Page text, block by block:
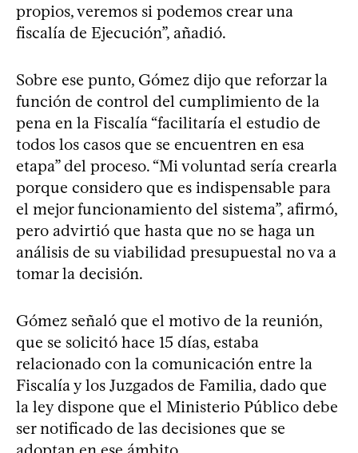
propios, veremos si podemos crear una
fiscalía de Ejecución”, añadió.
Sobre ese punto, Gómez dijo que reforzar la
función de control del cumplimiento de la
pena en la Fiscalía “facilitaría el estudio de
todos los casos que se encuentren en esa
etapa” del proceso. “Mi voluntad sería crearla
porque considero que es indispensable para
el mejor funcionamiento del sistema”, afirmó,
pero advirtió que hasta que no se haga un
análisis de su viabilidad presupuestal no va a
tomar la decisión.
Gómez señaló que el motivo de la reunión,
que se solicitó hace 15 días, estaba
relacionado con la comunicación entre la
Fiscalía y los Juzgados de Familia, dado que
la ley dispone que el Ministerio Público debe
ser notificado de las decisiones que se